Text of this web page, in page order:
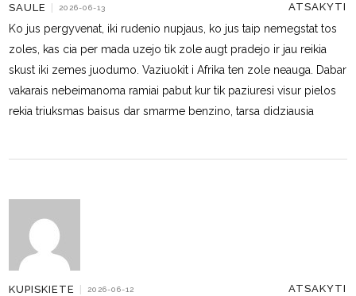
SAULE | 2026-06-13 ATSAKYTI
Ko jus pergyvenat, iki rudenio nupjaus, ko jus taip nemegstat tos
zoles, kas cia per mada uzejo tik zole augt pradejo ir jau reikia
skust iki zemes juodumo. Vaziuokit i Afrika ten zole neauga. Dabar
vakarais nebeimanoma ramiai pabut kur tik paziuresi visur pielos
rekia triuksmas baisus dar smarme benzino, tarsa didziausia
KUPISKIETE | 2026-06-12 ATSAKYTI